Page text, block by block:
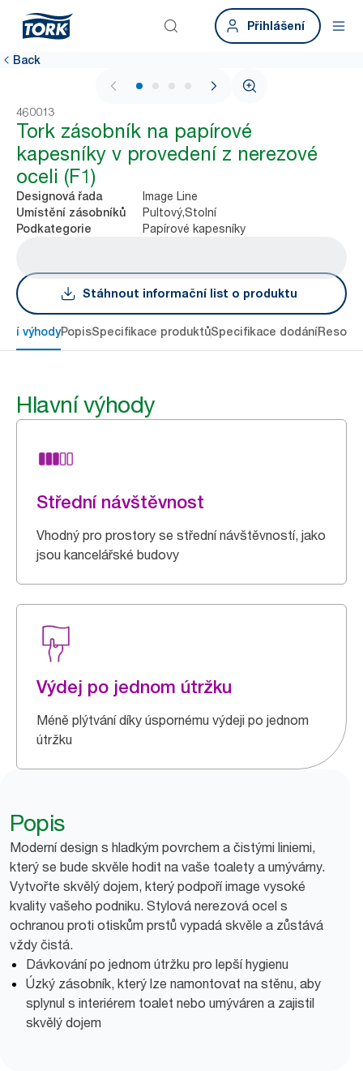
Přihlášení
Back
1 / 4
460013
Tork zásobník na papírové
kapesníky v provedení z nerezové
oceli (F1)
Designová řada Image Line
Umístění zásobníků Pultový,Stolní
Podkategorie Papírové kapesníky
Stáhnout informační list o produktu
výhodyPopisSpecifikace produktůSpecifikace dodání
Hlavní výhody
Střední návštěvnost
Vhodný pro prostory se střední návštěvností, jako
jsou kancelářské budovy
Výdej po jednom útržku
Méně plýtvání díky úspornému výdeji po jednom
útržku
Popis
Moderní design s hladkým povrchem a čistými liniemi,
který se bude skvěle hodit na vaše toalety a umývárny.
Vytvořte skvělý dojem, který podpoří image vysoké
kvality vašeho podniku. Stylová nerezová ocel s
ochranou proti otiskům prstů vypadá skvěle a zůstává
vždy čistá.
Dávkování po jednom útržku pro lepší hygienu
Úzký zásobník, který lze namontovat na stěnu, aby
splynul s interiérem toalet nebo umýváren a zajistil
skvělý dojem